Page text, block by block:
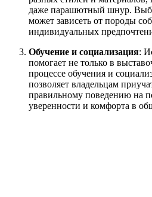
даже парашютный шнур.
может зависеть от породы
индивидуальных
Обучение и социализация:
помогает не только в
процессе обучения и
позволяет владельцам
правильному поведению на
уверенности и комфорта в